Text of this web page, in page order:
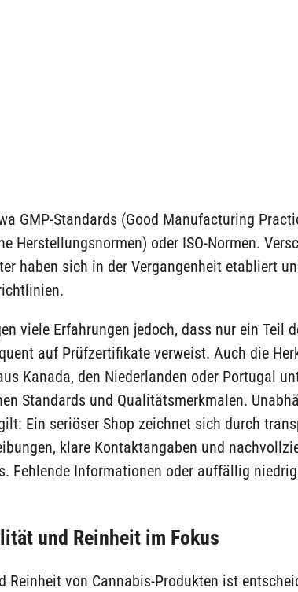
GMP-Standards (Good Manufacturing
Herstellungsnormen) oder ISO-Normen.
haben sich in der Vergangenheit etabliert
viele Erfahrungen jedoch, dass nur ein Teil
auf Prüfzertifikate verweist. Auch die
Kanada, den Niederlanden oder Portugal
Standards und Qualitätsmerkmalen.
Ein seriöser Shop zeichnet sich durch
klare Kontaktangaben und
Fehlende Informationen oder auffällig
und Reinheit im Fokus
Reinheit von Cannabis-Produkten ist